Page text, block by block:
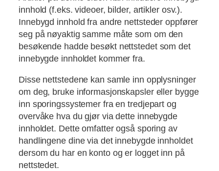
innhold (f.eks. videoer, bilder, artikler osv.).
Innebygd innhold fra andre nettsteder oppfører
seg på nøyaktig samme måte som om den
besøkende hadde besøkt nettstedet som det
innebygde innholdet kommer fra.
Disse nettstedene kan samle inn opplysninger
om deg, bruke informasjonskapsler eller bygge
inn sporingssystemer fra en tredjepart og
overvåke hva du gjør via dette innebygde
innholdet. Dette omfatter også sporing av
handlingene dine via det innebygde innholdet
dersom du har en konto og er logget inn på
nettstedet.